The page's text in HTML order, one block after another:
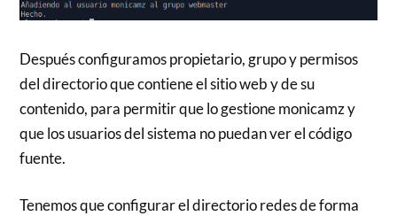
Después configuramos propietario, grupo y permisos
del directorio que contiene el sitio web y de su
contenido, para permitir que lo gestione monicamz y
que los usuarios del sistema no puedan ver el código
fuente.
Tenemos que configurar el directorio redes de forma